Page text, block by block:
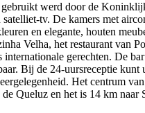
werd door de
tv. De kamers met
en elegante, houten
Velha, het restaurant van
gerechten. De
Bij de 24-uursreceptie kunt
Het centrum
de Queluz en het is 14 km naar